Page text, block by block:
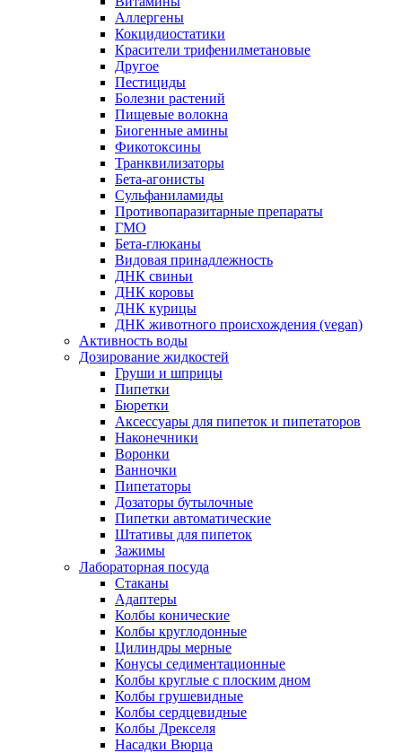
Аллергены
Кокцидиостатики
Красители трифенилметановые
Другое
Пестициды
Болезни растений
Пищевые волокна
Биогенные амины
Фикотоксины
Транквилизаторы
Бета-агонисты
Сульфаниламиды
Противопаразитарные препараты
ГМО
Бета-глюканы
Видовая принадлежность
ДНК свиньи
ДНК коровы
ДНК курицы
ДНК животного происхождения (vegan)
Активность воды
Дозирование жидкостей
Груши и шприцы
Пипетки
Бюретки
Аксессуары для пипеток и пипетаторов
Наконечники
Воронки
Ванночки
Пипетаторы
Дозаторы бутылочные
Пипетки автоматические
Штативы для пипеток
Зажимы
Лабораторная посуда
Стаканы
Адаптеры
Колбы конические
Колбы круглодонные
Цилиндры мерные
Конусы седиментационные
Колбы круглые с плоским дном
Колбы грушевидные
Колбы сердцевидные
Колбы Дрекселя
Насадки Вюрца